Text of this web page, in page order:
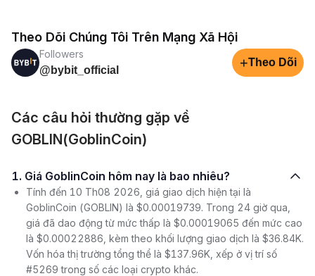
Theo Dõi Chúng Tôi Trên Mạng Xã Hội
Followers
@bybit_official
+Theo Dõi
Các câu hỏi thường gặp về
GOBLIN(GoblinCoin)
1. Giá GoblinCoin hôm nay là bao nhiêu?
Tính đến 10 Th08 2026, giá giao dịch hiện tại là
GoblinCoin (GOBLIN) là $0.00019739. Trong 24 giờ qua,
giá đã dao động từ mức thấp là $0.00019065 đến mức cao
là $0.00022886, kèm theo khối lượng giao dịch là $36.84K.
Vốn hóa thị trường tổng thể là $137.96K, xếp ở vị trí số
#5269 trong số các loại crypto khác.